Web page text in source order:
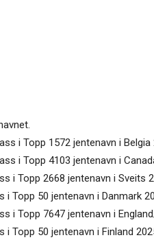
i Topp 1572 jentenavn i Belgia
i Topp 4103 jentenavn i
i Topp 2668 jentenavn i Sveits
i Topp 50 jentenavn i Danmark
i Topp 7647 jentenavn i
i Topp 50 jentenavn i Finland